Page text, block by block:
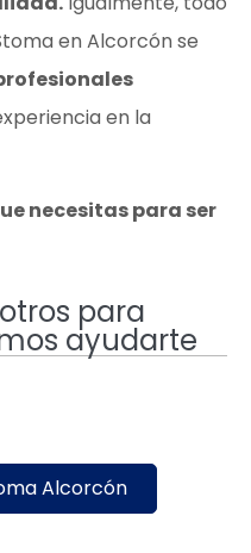
en Alcorcón se
en la
necesitas para ser
para
ayudarte
Alcorcón